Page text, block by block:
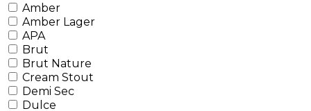
Amber
Amber Lager
APA
Brut
Brut Nature
Cream Stout
Demi Sec
Dulce